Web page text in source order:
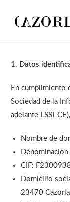
1. Datos
En cumplimiento
Sociedad de la
adelante LSSI-
Nombre de
Denominación
CIF:
Domicilio
23470 Cazorla